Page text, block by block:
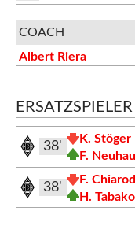
COACH
Albert Riera
ERSATZSPIELER
K. Stöger
F.
38'
F.
H.
38'